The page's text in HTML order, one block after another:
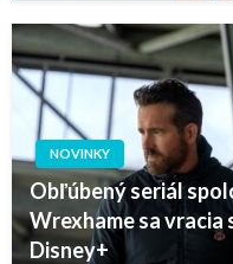
NOVINKY
Obľúbený seriál
Wrexhame sa vracia
Disney+